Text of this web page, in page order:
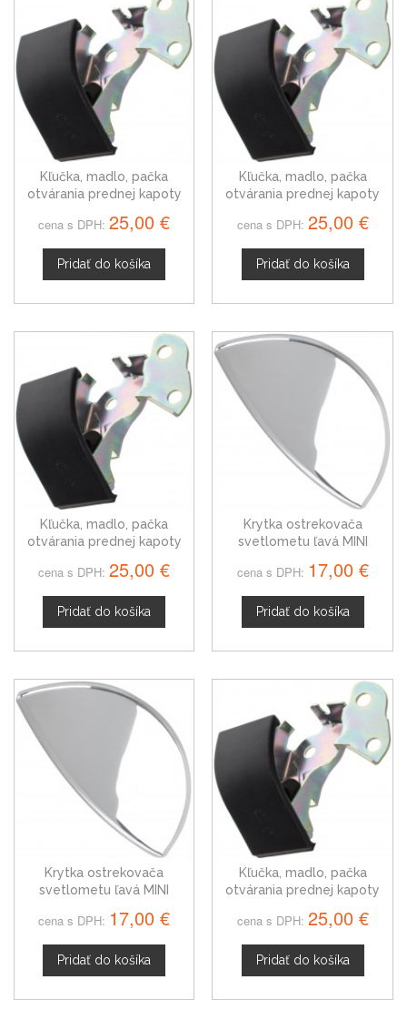
Kľučka, madlo, pačka
otvárania prednej kapoty
cena s DPH: 25,00 €
Pridať do košíka
Kľučka, madlo, pačka
otvárania prednej kapoty
cena s DPH: 25,00 €
Pridať do košíka
Kľučka, madlo, pačka
otvárania prednej kapoty
cena s DPH: 25,00 €
Pridať do košíka
Krytka ostrekovača
svetlometu ľavá MINI
cena s DPH: 17,00 €
Pridať do košíka
Krytka ostrekovača
svetlometu ľavá MINI
cena s DPH: 17,00 €
Pridať do košíka
Kľučka, madlo, pačka
otvárania prednej kapoty
cena s DPH: 25,00 €
Pridať do košíka